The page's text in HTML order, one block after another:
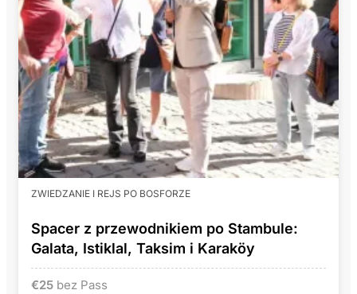
ZWIEDZANIE I REJS PO BOSFORZE
Spacer z przewodnikiem po Stambule:
Galata, Istiklal, Taksim i Karaköy
€25 bez Pass